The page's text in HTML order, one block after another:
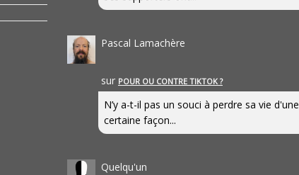
Pascal Lamachère
sur POUR OU CONTRE TIKTOK ?
N’y a-t-il pas un souci à perdre sa vie d'une
certaine façon...
Quelqu'un